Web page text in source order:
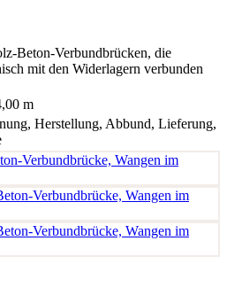
Beton-Verbundbrücken, die
mit den Widerlagern verbunden
m
Herstellung, Abbund, Lieferung,